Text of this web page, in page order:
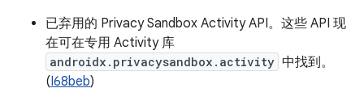
已弃用的 Privacy Sandbox Activity API。这些 API 现
在可在专用 Activity 库
androidx.privacysandbox.activity 中找到。
(I68beb)